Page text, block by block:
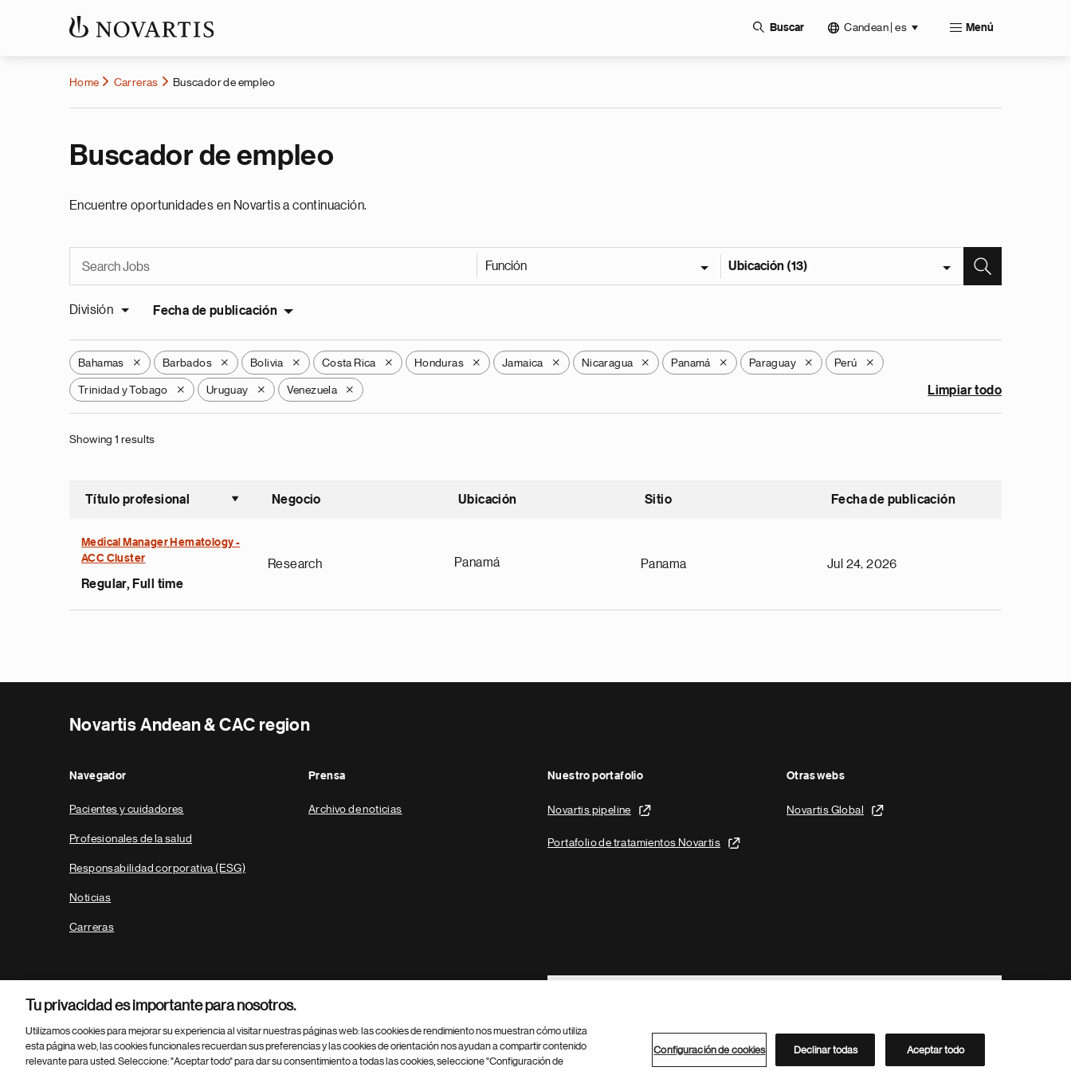
Buscar Candean | es Menú
Home Carreras Buscador de empleo
Buscador de empleo
Encuentre oportunidades en Novartis a continuación.
Función Ubicación (13)
División Fecha de publicación
Bahamas X Barbados X Bolivia X Costa Rica X Honduras X Jamaica X Nicaragua X Panamá X Paraguay X Perú X
Trinidad y Tobago X Uruguay X Venezuela X Limpiar todo
Showing 1 results
Título profesional
Ordenar ascendente
Negocio Ubicación Sitio Fecha de publicación
Medical Manager Hematology -
ACC Cluster
Regular, Full time
Research Panamá Panama Jul 24, 2026
Novartis Andean & CAC region
Navegador
Pacientes y cuidadores
Profesionales de la salud
Responsabilidad corporativa (ESG)
Noticias
Carreras
Prensa
Archivo de noticias
Nuestro portafolio
Novartis pipeline
Portafolio de tratamientos Novartis
Otras webs
Novartis Global
Footer Site Search
Parte
© 2026 Novartis AG Directorio de Novartis
Tu privacidad es importante para nosotros.
Utilizamos cookies para mejorar su experiencia al visitar nuestras páginas web: las cookies de rendimiento nos muestran cómo utiliza
esta página web, las cookies funcionales recuerdan sus preferencias y las cookies de orientación nos ayudan a compartir contenido
relevante para usted. Seleccione: "Aceptar todo" para dar su consentimiento a todas las cookies, seleccione "Configuración de
Configuración de cookies Declinar todas Aceptar todo